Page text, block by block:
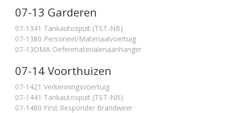
07-13 Garderen
07-1341 Tankautospuit (TST-NB)
07-1380 Personeel/Materiaalvoertuig
07-13OMA Oefenmaterialenaanhanger
07-14 Voorthuizen
07-1421 Verkenningsvoertuig
07-1441 Tankautospuit (TST-NB)
07-1480 First Responder Brandweer